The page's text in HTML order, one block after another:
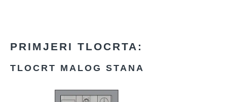
PRIMJERI TLOCRTA:
TLOCRT MALOG STANA